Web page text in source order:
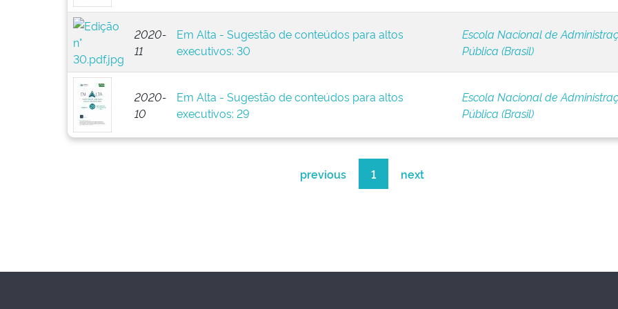
2020-
11
Em Alta - Sugestão de conteúdos para altos
executivos: 30
Escola Nacional de
Pública (Brasil)
2020-
10
Em Alta - Sugestão de conteúdos para altos
executivos: 29
Escola Nacional de
Pública (Brasil)
previous 1 next